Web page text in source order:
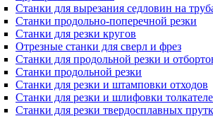
Станки для вырезания седловин на
Станки продольно-поперечной резки
Станки для резки кругов
Отрезные станки для сверл и фрез
Станки для продольной резки и
Станки продольной резки
Станки для резки и штамповки отходов
Станки для резки и шлифовки
Станки для резки твердосплавных